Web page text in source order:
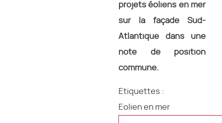
projets éoliens en mer
sur la façade Sud-
Atlantique dans une
note de position
commune.
Etiquettes :
Eolien en mer